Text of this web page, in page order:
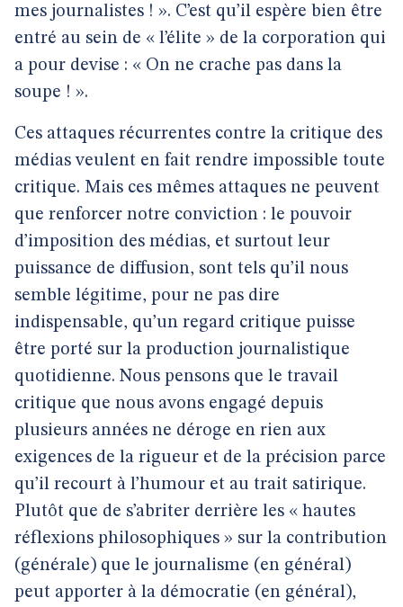
mes journalistes ! ». C’est qu’il espère bien être
entré au sein de « l’élite » de la corporation qui
a pour devise : « On ne crache pas dans la
soupe ! ».
Ces attaques récurrentes contre la critique des
médias veulent en fait rendre impossible toute
critique. Mais ces mêmes attaques ne peuvent
que renforcer notre conviction : le pouvoir
d’imposition des médias, et surtout leur
puissance de diffusion, sont tels qu’il nous
semble légitime, pour ne pas dire
indispensable, qu’un regard critique puisse
être porté sur la production journalistique
quotidienne. Nous pensons que le travail
critique que nous avons engagé depuis
plusieurs années ne déroge en rien aux
exigences de la rigueur et de la précision parce
qu’il recourt à l’humour et au trait satirique.
Plutôt que de s’abriter derrière les « hautes
réflexions philosophiques » sur la contribution
(générale) que le journalisme (en général)
peut apporter à la démocratie (en général),